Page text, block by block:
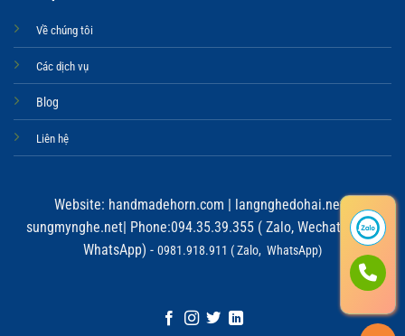
Về chúng tôi
Các dịch vụ
Blog
Liên hệ
Website: handmadehorn.com | langnghedohai.net
sungmynghe.net| Phone:094.35.39.355 ( Zalo, Wechat, Viber,
WhatsApp) - 0981.918.911 ( Zalo, WhatsApp)